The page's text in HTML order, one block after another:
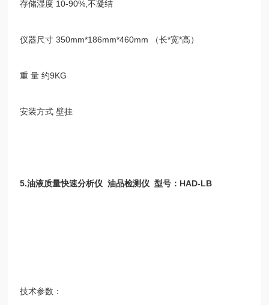
存储湿度 10-90%,不凝结
仪器尺寸 350mm*186mm*460mm （长*宽*高）
重 量 约9KG
安装方式 壁挂
5.油液质量快速分析仪 油品检测仪 型号： HAD-LB
技术参数：